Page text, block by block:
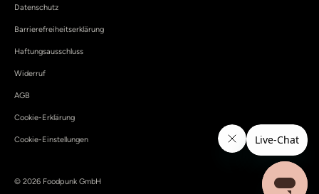
Datenschutz
Barrierefreiheitserklärung
Haftungsausschluss
Widerruf
AGB
Cookie-Erklärung
Cookie-Einstellungen
© 2026 Foodpunk GmbH